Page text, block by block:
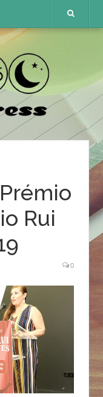
Rui
0